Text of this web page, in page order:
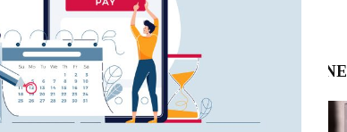
REGA SYSTEM ONE